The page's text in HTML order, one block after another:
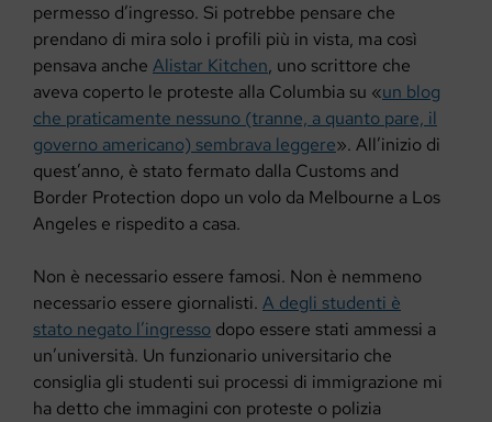
permesso d’ingresso. Si potrebbe pensare che
prendano di mira solo i profili più in vista, ma così
pensava anche Alistar Kitchen, uno scrittore che
aveva coperto le proteste alla Columbia su «un blog
che praticamente nessuno (tranne, a quanto pare, il
governo americano) sembrava leggere». All’inizio di
quest’anno, è stato fermato dalla Customs and
Border Protection dopo un volo da Melbourne a Los
Angeles e rispedito a casa.
Non è necessario essere famosi. Non è nemmeno
necessario essere giornalisti. A degli studenti è
stato negato l’ingresso dopo essere stati ammessi a
un’università. Un funzionario universitario che
consiglia gli studenti sui processi di immigrazione mi
ha detto che immagini con proteste o polizia